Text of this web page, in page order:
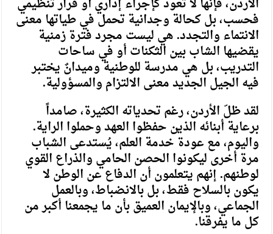
فحسب، بل كحالة وجدانية تحمل في طياتها معنى
الانتماء والتجدد. هي ليست مجرد فترة زمنية
يقضيها الشاب بين الثكنات أو في ساحات
التدريب، بل هي مدرسة للوطنية وميدانٌ يختبر
فيه الجيل الجديد معنى الالتزام والمسؤولية.
لقد ظلّ الأردن، رغم تحدياته الكثيرة، صامداً
برعاية أبنائه الذين حفظوا العهد وحملوا الراية.
واليوم، مع عودة خدمة العلم، يُستدعى الشباب
مرة أخرى ليكونوا الحصن الحامي والذراع القوي
لوطنهم. إنهم يتعلمون أن الدفاع عن الوطن لا
يكون بالسلاح فقط، بل بالانضباط، وبالعمل
الجماعي، وبالإيمان العميق بأن ما يجمعنا أكبر من
كل ما يفرقنا.